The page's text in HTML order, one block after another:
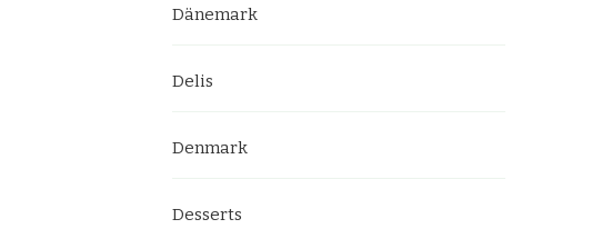
Dänemark
Delis
Denmark
Desserts